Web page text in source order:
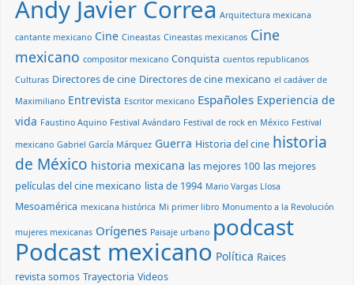
Andy Javier Correa Arquitectura mexicana
cantante mexicano Cine Cineastas Cineastas mexicanos Cine
mexicano compositor mexicano Conquista cuentos republicanos
Culturas Directores de cine Directores de cine mexicano el cadáver de
Maximiliano Entrevista Escritor mexicano Españoles Experiencia de
vida Faustino Aquino Festival Avándaro Festival de rock en México Festival
mexicano Gabriel García Márquez Guerra Historia del cine historia
de México historia mexicana las mejores 100 las mejores
películas del cine mexicano lista de 1994 Mario Vargas Llosa
Mesoamérica mexicana histórica Mi primer libro Monumento a la Revolución
mujeres mexicanas Orígenes Paisaje urbano podcast
Podcast mexicano Política Raices
revista somos Trayectoria Videos